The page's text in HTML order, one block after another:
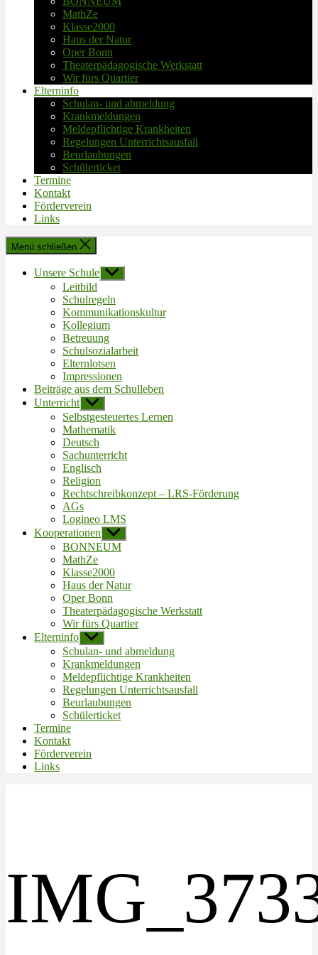
MathZe
Klasse2000
Haus der Natur
Oper Bonn
Theaterpädagogische Werkstatt
Wir fürs Quartier
Elterninfo
Schulan- und abmeldung
Krankmeldungen
Meldepflichtige Krankheiten
Regelungen Unterrichtsausfall
Beurlaubungen
Schülerticket
Termine
Kontakt
Förderverein
Links
Menü schließen
Unsere Schule Untermenü
anzeigen
Leitbild
Schulregeln
Kommunikationskultur
Kollegium
Betreuung
Schulsozialarbeit
Elternlotsen
Impressionen
Beiträge aus dem Schulleben
Unterricht Untermenü
anzeigen
Selbstgesteuertes Lernen
Mathematik
Deutsch
Sachunterricht
Englisch
Religion
Rechtschreibkonzept – LRS-Förderung
AGs
Logineo LMS
Kooperationen Untermenü
anzeigen
BONNEUM
MathZe
Klasse2000
Haus der Natur
Oper Bonn
Theaterpädagogische Werkstatt
Wir fürs Quartier
Elterninfo Untermenü
anzeigen
Schulan- und abmeldung
Krankmeldungen
Meldepflichtige Krankheiten
Regelungen Unterrichtsausfall
Beurlaubungen
Schülerticket
Termine
Kontakt
Förderverein
Links